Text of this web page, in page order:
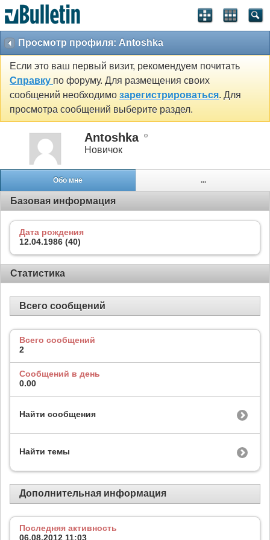
Просмотр профиля: Antoshka
Если это ваш первый визит, рекомендуем почитать
Справку по форуму. Для размещения своих
сообщений необходимо зарегистрироваться. Для
просмотра сообщений выберите раздел.
Antoshka
Новичок
Обо мне ...
Базовая информация
Дата рождения
12.04.1986 (40)
Статистика
Всего сообщений
Всего сообщений
2
Сообщений в день
0.00
Найти сообщения
Найти темы
Дополнительная информация
Последняя активность
06.08.2012 11:03